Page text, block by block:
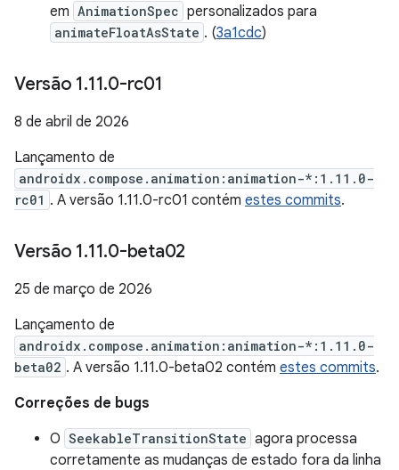
em AnimationSpec personalizados para
animateFloatAsState . (3a1cdc)
Versão 1.11.0-rc01
8 de abril de 2026
Lançamento de
androidx.compose.animation:animation-*:1.11.0-
rc01 . A versão 1.11.0-rc01 contém estes commits.
Versão 1.11.0-beta02
25 de março de 2026
Lançamento de
androidx.compose.animation:animation-*:1.11.0-
beta02 . A versão 1.11.0-beta02 contém estes commits.
Correções de bugs
O SeekableTransitionState agora processa
corretamente as mudanças de estado fora da linha